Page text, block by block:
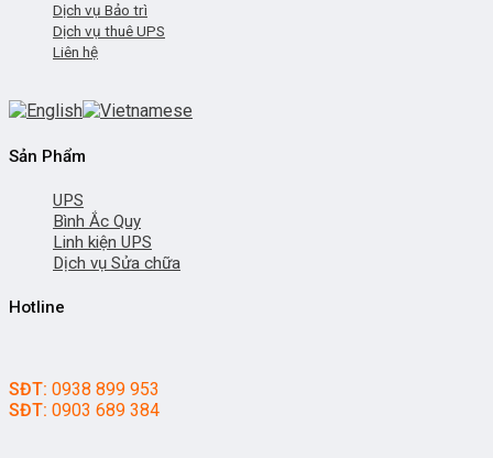
Dịch vụ Bảo trì
Dịch vụ thuê UPS
Liên hệ
Sản Phẩm
UPS
Bình Ắc Quy
Linh kiện UPS
Dịch vụ Sửa chữa
Hotline
SĐT: 0938 899 953
SĐT: 0903 689 384